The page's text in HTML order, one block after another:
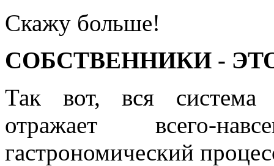
Скажу больше!
СОБСТВЕННИКИ -
Так вот, вся
отражает всего-
гастрономический